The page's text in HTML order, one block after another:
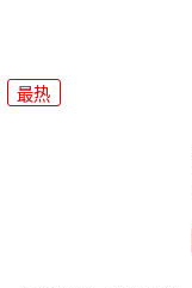
最热